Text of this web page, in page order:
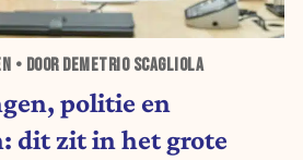
• DOOR DEMETRIO SCAGLIOLA
politie en
dit zit in het grote